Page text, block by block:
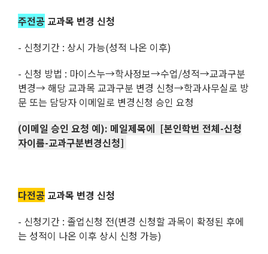
주전공 교과목 변경 신청
- 신청기간 : 상시 가능(성적 나온 이후)
- 신청 방법 : 마이스누→학사정보→수업/성적→교과구분
변경→ 해당 교과목 교과구분 변경 신청→학과사무실로 방
문 또는 담당자 이메일로 변경신청 승인 요청
(이메일 승인 요청 예): 메일제목에 [본인학번 전체-신청
자이름-교과구분변경신청]
다전공 교과목 변경 신청
- 신청기간 : 졸업신청 전(변경 신청할 과목이 확정된 후에
는 성적이 나온 이후 상시 신청 가능)